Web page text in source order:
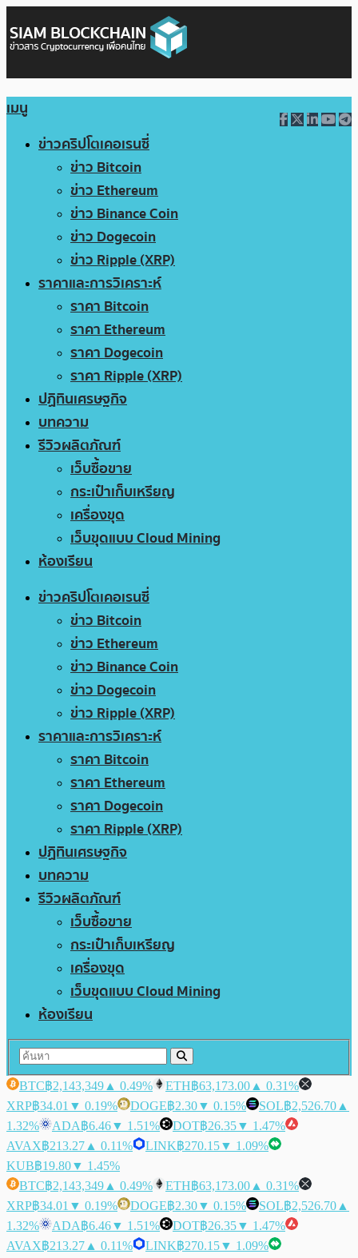
เมนู
ข่าวคริปโตเคอเรนซี่
ข่าว Bitcoin
ข่าว Ethereum
ข่าว Binance Coin
ข่าว Dogecoin
ข่าว Ripple (XRP)
ราคาและการวิเคราะห์
ราคา Bitcoin
ราคา Ethereum
ราคา Dogecoin
ราคา Ripple (XRP)
ปฏิทินเศรษฐกิจ
บทความ
รีวิวผลิตภัณฑ์
เว็บซื้อขาย
กระเป๋าเก็บเหรียญ
เครื่องขุด
เว็บขุดแบบ Cloud Mining
ห้องเรียน
ข่าวคริปโตเคอเรนซี่
ข่าว Bitcoin
ข่าว Ethereum
ข่าว Binance Coin
ข่าว Dogecoin
ข่าว Ripple (XRP)
ราคาและการวิเคราะห์
ราคา Bitcoin
ราคา Ethereum
ราคา Dogecoin
ราคา Ripple (XRP)
ปฏิทินเศรษฐกิจ
บทความ
รีวิวผลิตภัณฑ์
เว็บซื้อขาย
กระเป๋าเก็บเหรียญ
เครื่องขุด
เว็บขุดแบบ Cloud Mining
ห้องเรียน
BTC฿2,143,349 ▲ 0.49% ETH฿63,173.00 ▲ 0.31%
XRP฿34.01 ▼ 0.19% DOGE฿2.30▼ 0.15% SOL฿2,526.70 ▲
1.32%
ADA฿6.46▼ 1.51% DOT฿26.35▼ 1.47%
AVAX฿213.27 ▲ 0.11% LINK฿270.15▼ 1.09%
KUB฿19.80▼ 1.45%
BTC฿2,143,349 ▲ 0.49% ETH฿63,173.00 ▲ 0.31%
XRP฿34.01 ▼ 0.19% DOGE฿2.30▼ 0.15% SOL฿2,526.70 ▲
1.32%
ADA฿6.46▼ 1.51% DOT฿26.35▼ 1.47%
AVAX฿213.27 ▲ 0.11% LINK฿270.15▼ 1.09%